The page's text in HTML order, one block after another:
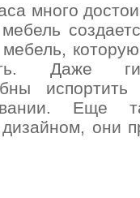
много
которую
Даже
Еще
они